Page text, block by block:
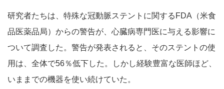
研究者たちは、特殊な冠動脈ステントに関するFDA（米食
品医薬品局）からの警告が、心臓病専門医に与える影響に
ついて調査した。警告が発表されると、そのステントの使
用は、全体で56％低下した。しかし経験豊富な医師ほど、
いままでの機器を使い続けていた。